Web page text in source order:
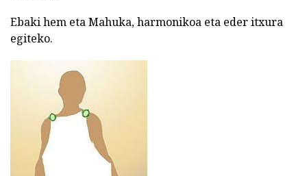
Ebaki hem eta Mahuka, harmonikoa eta eder itxura
egiteko.